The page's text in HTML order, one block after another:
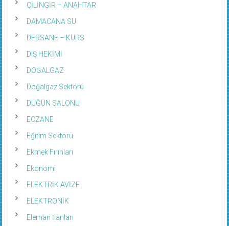
ÇİLİNGİR – ANAHTAR
DAMACANA SU
DERSANE – KURS
DIŞ HEKİMİ
DOĞALGAZ
Doğalgaz Sektörü
DÜĞÜN SALONU
ECZANE
Eğitim Sektörü
Ekmek Fırınları
Ekonomi
ELEKTRİK AVİZE
ELEKTRONİK
Eleman İlanları